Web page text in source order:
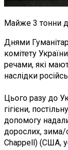
Майже 3 тонни
Днями
комітету
речами, які
наслідки
Цього разу до
гігієни,
допомогу
дорослих, зима/
Chappell) (США,